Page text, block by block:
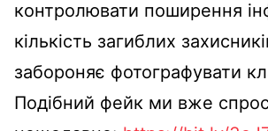
контролювати поширення
кількість загиблих
забороняє фотографувати
Подібний фейк ми вже